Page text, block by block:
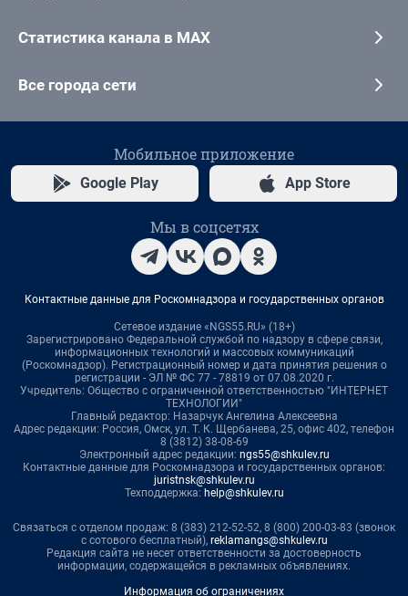
Статистика канала в MAX
Все города сети
Мобильное приложение
Google Play App Store
Мы в соцсетях
Контактные данные для Роскомнадзора и государственных органов
Сетевое издание «NGS55.RU» (18+)
Зарегистрировано Федеральной службой по надзору в сфере связи,
информационных технологий и массовых коммуникаций
(Роскомнадзор). Регистрационный номер и дата принятия решения о
регистрации - ЭЛ № ФС 77 - 78819 от 07.08.2020 г.
Учредитель: Общество с ограниченной ответственностью "ИНТЕРНЕТ
ТЕХНОЛОГИИ"
Главный редактор: Назарчук Ангелина Алексеевна
Адрес редакции: Россия, Омск, ул. Т. К. Щербанева, 25, офис 402, телефон
8 (3812) 38-08-69
Электронный адрес редакции: ngs55@shkulev.ru
Контактные данные для Роскомнадзора и государственных органов:
juristnsk@shkulev.ru
Техподдержка: help@shkulev.ru
Связаться с отделом продаж: 8 (383) 212-52-52, 8 (800) 200-03-83 (звонок
с сотового бесплатный), reklamangs@shkulev.ru
Редакция сайта не несет ответственности за достоверность
информации, содержащейся в рекламных объявлениях.
Информация об ограничениях